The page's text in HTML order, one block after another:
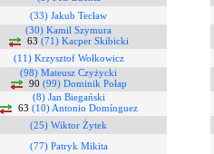
(33) Jakub Tecław
(30) Kamil Szymura
63 (71) Kacper Skibicki
(11) Krzysztof Wołkowicz
(98) Mateusz Czyżycki
90 (99) Dominik Połap
(8) Jan Biegański
63 (10) Antonio Domínguez
(25) Wiktor Żytek
(77) Patryk Mikita